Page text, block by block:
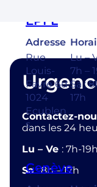
EPFL
Adresse
Rue
Louis-
Favre 6d
1024
Ecublen
s
Lu –
7h –
Sa :
17h
Genève
Contactez-
dans les 24
Lu – Ve : 7h-19h
Sa: 8h – 17h